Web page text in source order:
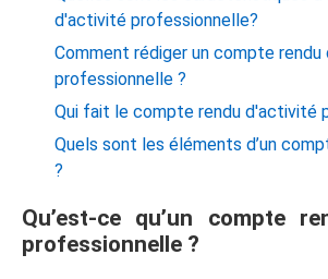
d'activité professionnelle?
Comment rédiger un compte
professionnelle ?
Qui fait le compte rendu d'activité
Quels sont les éléments d’un
?
Qu’est-ce qu’un compte
professionnelle ?